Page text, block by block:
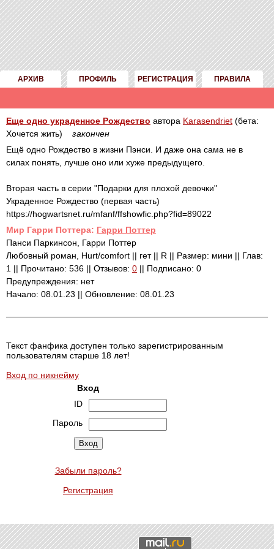
АРХИВ ПРОФИЛЬ РЕГИСТРАЦИЯ ПРАВИЛА
Еще одно украденное Рождество автора Karasendriet (бета:
Хочется жить) закончен
Ещё одно Рождество в жизни Пэнси. И даже она сама не в
силах понять, лучше оно или хуже предыдущего.
Вторая часть в серии "Подарки для плохой девочки"
Украденное Рождество (первая часть)
https://hogwartsnet.ru/mfanf/ffshowfic.php?fid=89022
Mир Гарри Поттера: Гарри Поттер
Панси Паркинсон, Гарри Поттер
Любовный роман, Hurt/comfort || гет || R || Размер: мини || Глав:
1 || Прочитано: 536 || Отзывов: 0 || Подписано: 0
Предупреждения: нет
Начало: 08.01.23 || Обновление: 08.01.23
Текст фанфика доступен только зарегистрированным
пользователям старше 18 лет!
Вход по никнейму
Вход
ID
Пароль
Забыли пароль?
Регистрация